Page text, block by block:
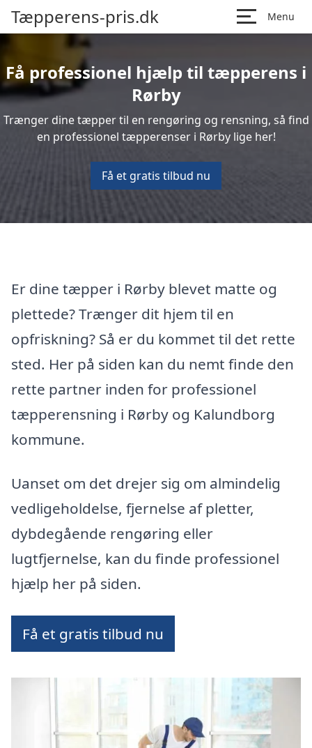
Tæpperens-pris.dk Menu
Få professionel hjælp til tæpperens i
Rørby
Trænger dine tæpper til en rengøring og rensning, så find
en professionel tæpperenser i Rørby lige her!
Få et gratis tilbud nu
Er dine tæpper i Rørby blevet matte og
plettede? Trænger dit hjem til en
opfriskning? Så er du kommet til det rette
sted. Her på siden kan du nemt finde den
rette partner inden for professionel
tæpperensning i Rørby og Kalundborg
kommune.
Uanset om det drejer sig om almindelig
vedligeholdelse, fjernelse af pletter,
dybdegående rengøring eller
lugtfjernelse, kan du finde professionel
hjælp her på siden.
Få et gratis tilbud nu